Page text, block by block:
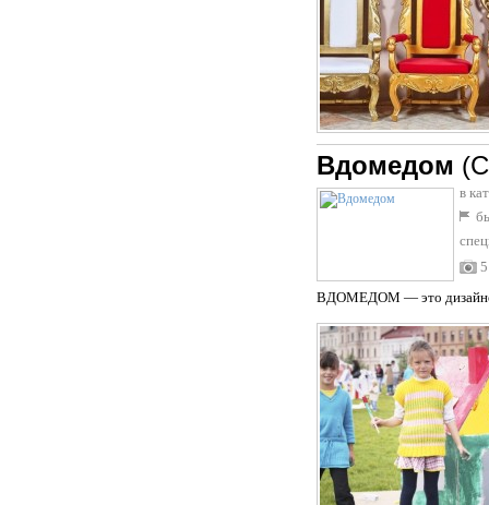
Вдомедом
в
5
ВДОМЕДОМ — это